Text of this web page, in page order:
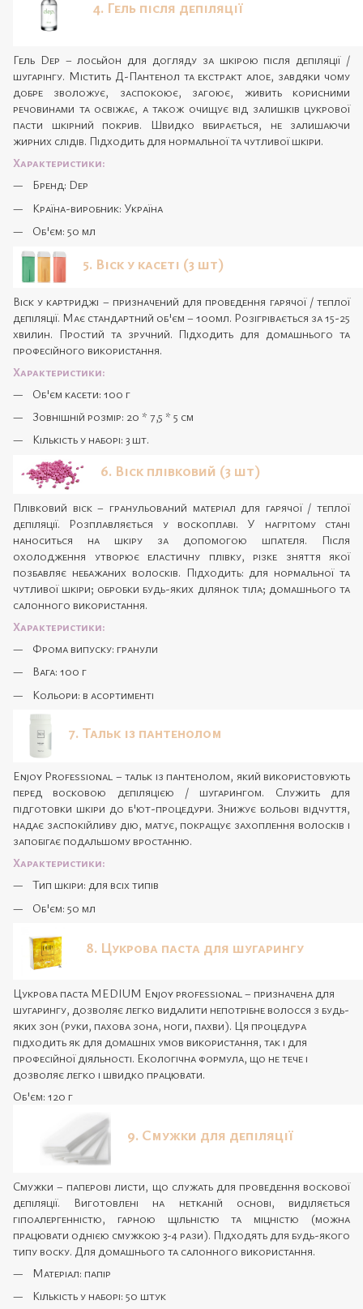
4. Гель після депіляції
Гель Dep – лосьйон для догляду за шкірою після депіляції /
шугарінгу. Містить Д-Пантенол та екстракт алое, завдяки чому
добре зволожує, заспокоює, загоює, живить корисними
речовинами та освіжає, а також очищує від залишків цукрової
пасти шкірний покрив. Швидко вбирається, не залишаючи
жирних слідів. Підходить для нормальної та чутливої шкіри.
Характеристики:
Бренд: Dep
Країна-виробник: Україна
Об'єм: 50 мл
5. Віск у касеті (3 шт)
Віск у картриджі – призначений для проведення гарячої / теплої
депіляції. Має стандартний об'єм – 100мл. Розігрівається за 15-25
хвилин. Простий та зручний. Підходить для домашнього та
професійного використання.
Характеристики:
Об'єм касети: 100 г
Зовнішній розмір: 20 * 7,5 * 5 см
Кількість у наборі: 3 шт.
6. Віск плівковий (3 шт)
Плівковий віск – гранульований матеріал для гарячої / теплої
депіляції. Розплавляється у воскоплаві. У нагрітому стані
наноситься на шкіру за допомогою шпателя. Після
охолодження утворює еластичну плівку, різке зняття якої
позбавляє небажаних волосків. Підходить: для нормальної та
чутливої шкіри; обробки будь-яких ділянок тіла; домашнього та
салонного використання.
Характеристики:
Фрома випуску: гранули
Вага: 100 г
Кольори: в асортименті
7. Тальк із пантенолом
Enjoy Professional – тальк із пантенолом, який використовують
перед восковою депіляцією / шугарингом. Служить для
підготовки шкіри до б'ют-процедури. Знижує больові відчуття,
надає заспокійливу дію, матує, покращує захоплення волосків і
запобігає подальшому вростанню.
Характеристики:
Тип шкіри: для всіх типів
Об'єм: 50 мл
8. Цукрова паста для шугарингу
Цукрова паста MEDIUM Enjoy professional – призначена для
шугарингу, дозволяє легко видалити непотрібне волосся з будь-
яких зон (руки, пахова зона, ноги, пахви). Ця процедура
підходить як для домашніх умов використання, так і для
професійної діяльності. Екологічна формула, що не тече і
дозволяє легко і швидко працювати.
Об'єм: 120 г
9. Смужки для депіляції
Смужки – паперові листи, що служать для проведення воскової
депіляції. Виготовлені на нетканій основі, виділяється
гіпоалергенністю, гарною щільністю та міцністю (можна
працювати однією смужкою 3-4 рази). Підходять для будь-якого
типу воску. Для домашнього та салонного використання.
Матеріал: папір
Кількість у наборі: 50 штук